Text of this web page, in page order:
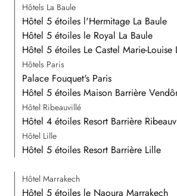
Hôtels La Baule
Hôtel 5 étoiles l'Hermitage La Baule
Hôtel 5 étoiles le Royal La Baule
Hôtel 5 étoiles Le Castel Marie-Louise
Hôtels Paris
Palace Fouquet's Paris
Hôtel 5 étoiles Maison Barrière
Hôtel Ribeauvillé
Hôtel 4 étoiles Resort Barrière
Hôtel Lille
Hôtel 5 étoiles Resort Barrière Lille
Hôtel Marrakech
Hôtel 5 étoiles le Naoura Marrakech